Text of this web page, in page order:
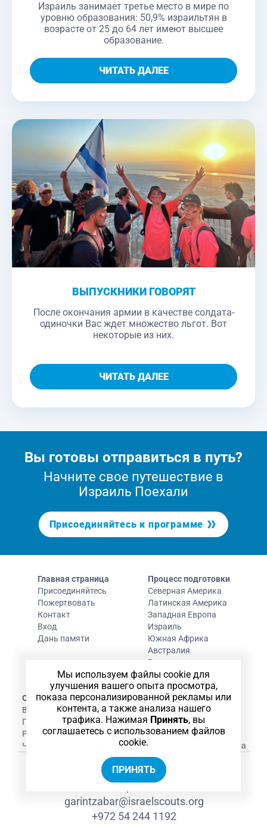
Израиль занимает третье место в мире по
уровню образования: 50,9% израильтян в
возрасте от 25 до 64 лет имеют высшее
образование.
ЧИТАТЬ ДАЛЕЕ
ВЫПУСКНИКИ ГОВОРЯТ
После окончания армии в качестве солдата-
одиночки Вас ждет множество льгот. Вот
некоторые из них.
ЧИТАТЬ ДАЛЕЕ
Вы готовы отправиться в путь?
Начните свое путешествие в
Израиль Поехали
Присоединяйтесь к программе
Главная страница
Присоединяйтесь
Пожертвовать
Контакт
Вход
Дань памяти
Процесс подготовки
Северная Америка
Латинская Америка
Западная Европа
Израиль
Южная Африка
Австралия
Русскоязычные
Религиозные Garin
Garin Arbel
О Garin Tzabar
Возможности выпускников
Период абсорбции
Родители
ЧЗВ
Служба в Армии
Льготы
Жизнь Garin
Список вещей
Академическая программа
Главный офис
49 Lochami Galipoli Street, Tel-Aviv
garintzabar@israelscouts.org
+972 54 244 1192
Мы используем файлы cookie для
улучшения вашего опыта просмотра,
показа персонализированной рекламы или
контента, а также анализа нашего
трафика. Нажимая Принять, вы
соглашаетесь с использованием файлов
cookie.
ПРИНЯТЬ